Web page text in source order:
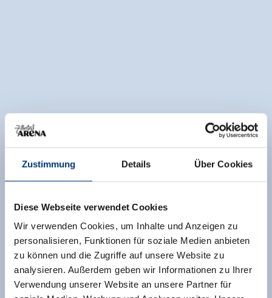
Zustimmung Details Über Cookies
Diese Webseite verwendet Cookies
Wir verwenden Cookies, um Inhalte und Anzeigen zu
personalisieren, Funktionen für soziale Medien anbieten
zu können und die Zugriffe auf unsere Website zu
analysieren. Außerdem geben wir Informationen zu Ihrer
Verwendung unserer Website an unsere Partner für